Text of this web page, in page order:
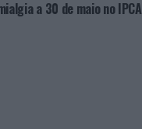
a 30 de maio no IPCA